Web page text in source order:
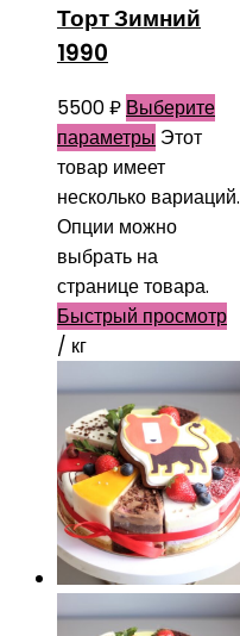
Торт Зимний
1990
5500₽ Выберите
параметры Этот
товар имеет
несколько вариаций.
Опции можно
выбрать на
странице товара.
Быстрый просмотр
/ кг